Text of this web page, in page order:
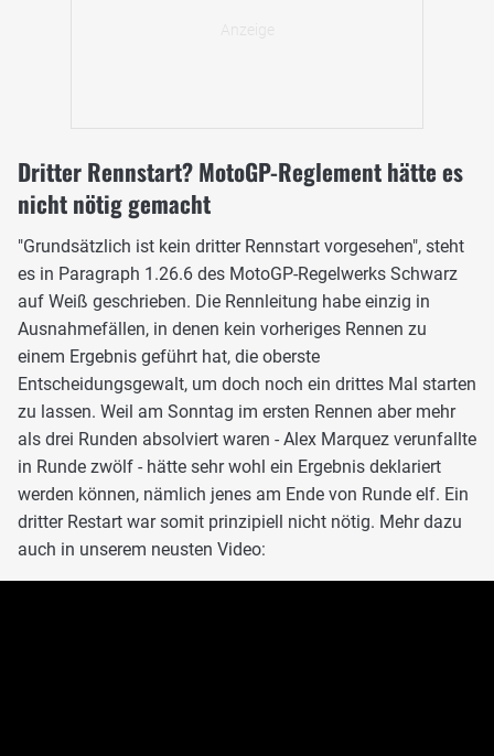
Dritter Rennstart? MotoGP-Reglement hätte es
nicht nötig gemacht
"Grundsätzlich ist kein dritter Rennstart vorgesehen", steht
es in Paragraph 1.26.6 des MotoGP-Regelwerks Schwarz
auf Weiß geschrieben. Die Rennleitung habe einzig in
Ausnahmefällen, in denen kein vorheriges Rennen zu
einem Ergebnis geführt hat, die oberste
Entscheidungsgewalt, um doch noch ein drittes Mal starten
zu lassen. Weil am Sonntag im ersten Rennen aber mehr
als drei Runden absolviert waren - Alex Marquez verunfallte
in Runde zwölf - hätte sehr wohl ein Ergebnis deklariert
werden können, nämlich jenes am Ende von Runde elf. Ein
dritter Restart war somit prinzipiell nicht nötig. Mehr dazu
auch in unserem neusten Video: